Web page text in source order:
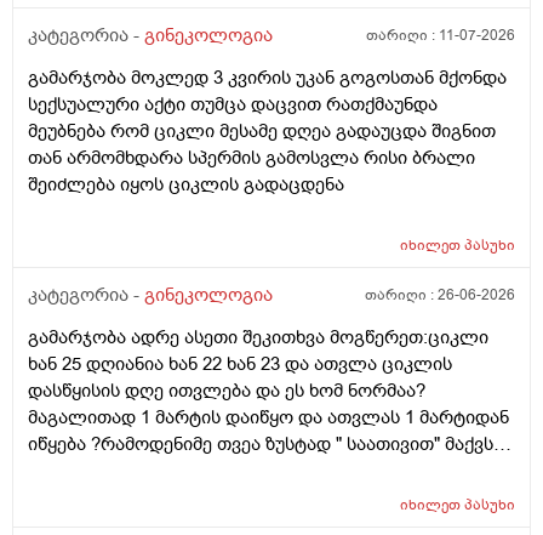
თვე გავიდა... 9 ივლის რო დავორსულებოდი როგორ
ტკივილის ხან არა, შარდვის შემდეგ ტკივილი და
შებერილობის შეგრძმება...ჩემით ორციპოლი და
ნოშპაც დავლიეე.... რა უნდა ვქნა
კატეგორია - გინეკოლოგია თარიღი : 11-07-2026
გამარჯობა მოკლედ 3 კვირის უკან გოგოსთან მქონდა
სექსუალური აქტი თუმცა დაცვით რათქმაუნდა
მეუბნება რომ ციკლი მესამე დღეა გადაუცდა შიგნით
თან არმომხდარა სპერმის გამოსვლა რისი ბრალი
შეიძლება იყოს ციკლის გადაცდენა
იხილეთპასუხი
კატეგორია - გინეკოლოგია თარიღი :26-06-2026
გამარჯობა ადრე ასეთი შეკითხვა მოგწერეთ:ციკლი
ხან 25 დღიანია ხან 22 ხან 23 და ათვლა ციკლის
დასწყისის დღე ითვლება და ეს ხომ ნორმაა?
მაგალითად 1 მარტის დაიწყო და ათვლას 1 მარტიდან
იწყება ?რამოდენიმე თვეა ზუსტად " საათივით" მაქვს
მეშინია კიდევ ხომ არ ჩამოიწევს? მინდა რომ 25 ან
იხილეთპასუხი